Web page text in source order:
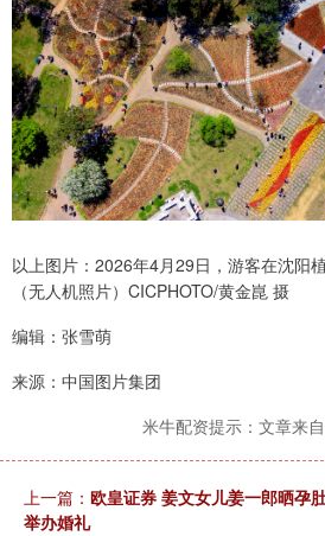
以上图片：2026年4月29日，游客在沈阳
（无人机照片）CICPHOTO/黄金崑 摄
编辑：张雪萌
来源：中国图片集团
米牛配资提示：文章来
上一篇： 欧皇证券 姜文女儿姜一郎晒孕
举办婚礼